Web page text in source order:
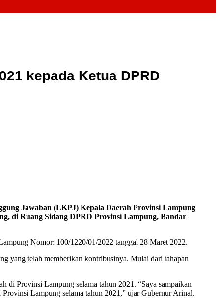
kepada Ketua DPRD
Jawaban (LKPJ) Kepala Daerah Provinsi Lampung
di Ruang Sidang DPRD Provinsi Lampung, Bandar
Nomor: 100/1220/01/2022 tanggal 28 Maret 2022.
yang telah memberikan kontribusinya. Mulai dari tahapan
di Provinsi Lampung selama tahun 2021. “Saya sampaikan
Provinsi Lampung selama tahun 2021,” ujar Gubernur Arinal.